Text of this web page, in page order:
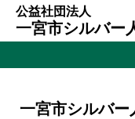
公益社団法人
一宮市シルバー
一宮市シルバ